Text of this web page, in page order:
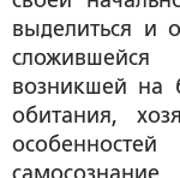
выделиться и
возникшей на
обитания,